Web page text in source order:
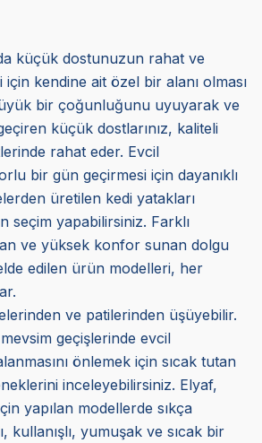
küçük dostunuzun rahat ve
kendine ait özel bir alanı olması
bir çoğunluğunu uyuyarak ve
küçük dostlarınız, kaliteli
rahat eder. Evcil
bir gün geçirmesi için dayanıklı
üretilen kedi yatakları
seçim yapabilirsiniz. Farklı
ve yüksek konfor sunan dolgu
edilen ürün modelleri, her
ve patilerinden üşüyebilir.
geçişlerinde evcil
önlemek için sıcak tutan
inceleyebilirsiniz. Elyaf,
yapılan modellerde sıkça
kullanışlı, yumuşak ve sıcak bir